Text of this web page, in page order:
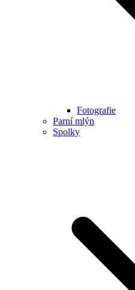
Fotografie
Parní mlýn
Spolky